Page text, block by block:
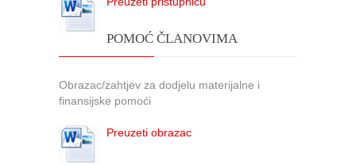
POMOĆ ČLANOVIMA
Obrazac/zahtjev za dodjelu materijalne i
finansijske pomoći
Preuzeti obrazac